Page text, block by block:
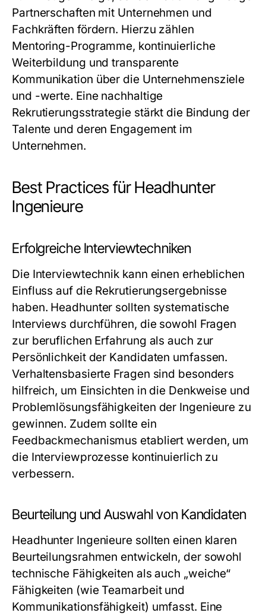
Partnerschaften mit Unternehmen und
Fachkräften fördern. Hierzu zählen
Mentoring-Programme, kontinuierliche
Weiterbildung und transparente
Kommunikation über die Unternehmensziele
und -werte. Eine nachhaltige
Rekrutierungsstrategie stärkt die Bindung der
Talente und deren Engagement im
Unternehmen.
Best Practices für Headhunter
Ingenieure
Erfolgreiche Interviewtechniken
Die Interviewtechnik kann einen erheblichen
Einfluss auf die Rekrutierungsergebnisse
haben. Headhunter sollten systematische
Interviews durchführen, die sowohl Fragen
zur beruflichen Erfahrung als auch zur
Persönlichkeit der Kandidaten umfassen.
Verhaltensbasierte Fragen sind besonders
hilfreich, um Einsichten in die Denkweise und
Problemlösungsfähigkeiten der Ingenieure zu
gewinnen. Zudem sollte ein
Feedbackmechanismus etabliert werden, um
die Interviewprozesse kontinuierlich zu
verbessern.
Beurteilung und Auswahl von Kandidaten
Headhunter Ingenieure sollten einen klaren
Beurteilungsrahmen entwickeln, der sowohl
technische Fähigkeiten als auch „weiche“
Fähigkeiten (wie Teamarbeit und
Kommunikationsfähigkeit) umfasst. Eine